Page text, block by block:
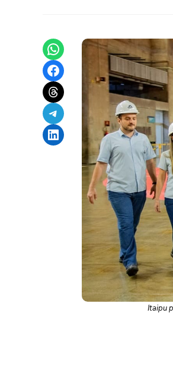
Share on WhatsApp
Share on Facebook
Share on Threads
Share on Telegram
Share on LinkedIn
Itaipu